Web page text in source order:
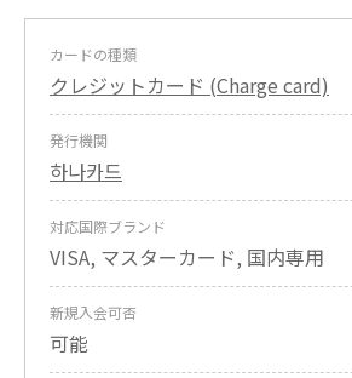
カードの種類
クレジットカード (Charge card)
発行機関
하나카드
対応国際ブランド
VISA, マスターカード, 国内専用
新規入会可否
可能